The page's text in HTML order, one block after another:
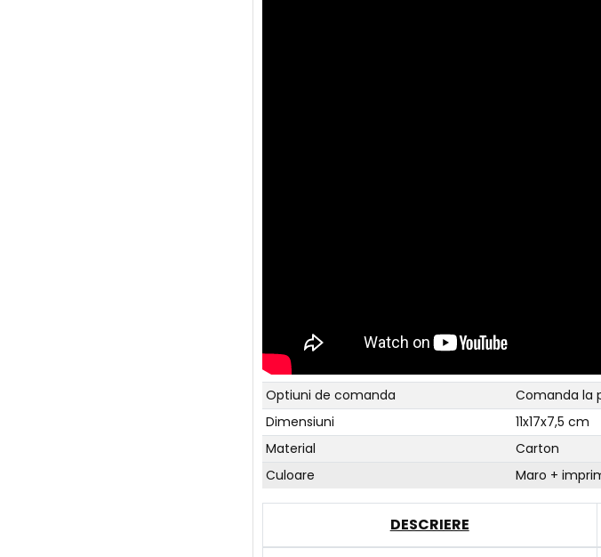
Optiuni de comanda
Comanda la
Dimensiuni
11x17x7,5 cm
Material
Carton
Culoare
Maro +
DESCRIERE